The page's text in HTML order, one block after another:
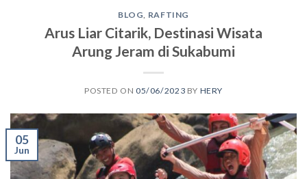
BLOG RAFTING
Arus Liar Citarik, Destinasi Wisata
Arung Jeram di Sukabumi
POSTED ON05/06/2023 BY HERY
05
Jun